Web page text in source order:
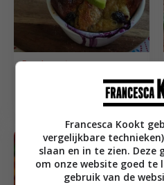
Brioche potjes met
Brunch recepten
Francesca Kookt
vergelijkbare
slaan en in te zien. Deze
om onze website goed
gebruik van de